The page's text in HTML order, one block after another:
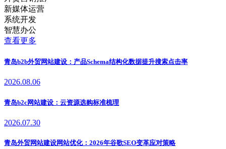
新媒体运营
系统开发
智慧办公
查看更多
青岛b2b外贸网站建设：产品Schema结构化数据提升搜索点击率
2026.08.06
青岛b2c网站建设：云资源选购标准梳理
2026.07.30
青岛外贸网站建设网站优化：2026年谷歌SEO变革应对策略